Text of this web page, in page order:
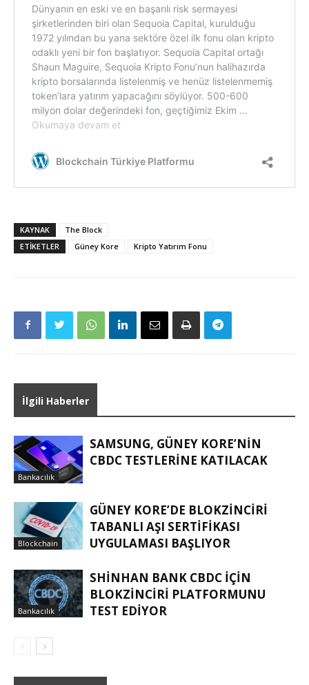
KAYNAK
The Block
ETIKETLER
Güney Kore Kripto Yatırım Fonu
İlgili Haberler
Bankacılık
SAMSUNG, GÜNEY KORE’NIN
CBDC TESTLERINE KATILACAK
Blockchain
GÜNEY KORE’DE BLOKZINCIRI
TABANLI AŞI SERTIFIKASI
UYGULAMASI BAŞLIYOR
Bankacılık
SHINHAN BANK CBDC IÇIN
BLOKZINCIRI PLATFORMUNU
TEST EDIYOR